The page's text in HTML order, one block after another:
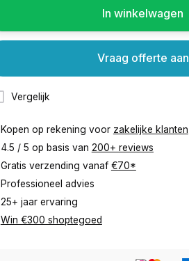
In winkelwagen
Vergelijk
Vraag offerte aan
Kopen op rekening voor zakelijke klanten
4.5 / 5 op basis van 200+ reviews
Gratis verzending vanaf €70*
Professioneel advies
25+ jaar ervaring
Win €300 shoptegoed